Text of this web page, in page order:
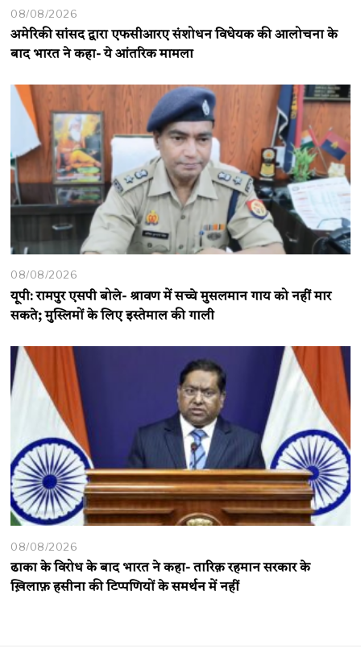
08/08/2026
अमेरिकी सांसद द्वारा एफसीआरए संशोधन विधेयक की आलोचना के
बाद भारत ने कहा- ये आंतरिक मामला
08/08/2026
यूपी: रामपुर एसपी बोले- श्रावण में सच्चे मुसलमान गाय को नहीं मार
सकते; मुस्लिमों के लिए इस्तेमाल की गाली
08/08/2026
ढाका के विरोध के बाद भारत ने कहा- तारिक़ रहमान सरकार के
ख़िलाफ़ हसीना की टिप्पणियों के समर्थन में नहीं